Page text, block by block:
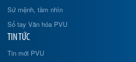
Sứ mệnh, tầm nhìn
Sổ tay Văn hóa PVU
TIN TỨC
Tin mới PVU